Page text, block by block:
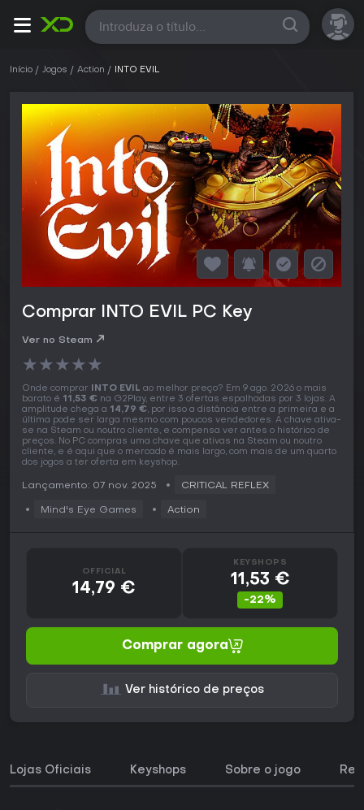
Todas
Início Jogos Action INTO EVIL
Comprar INTO EVIL PC Key
Ver no Steam
★★★★★
Onde comprar INTO EVIL ao melhor preço? Em 9 ago. 2026 o mais
barato é 11,53 € na G2Play, entre 3 ofertas espalhadas por 3 lojas. A
amplitude chega a 14,79 €, por isso a distância entre a primeira e a
última pode ser larga mesmo com poucos vendedores. A chave ativa-
se na Steam ou noutro cliente, e compensa ver antes o histórico de
preços. No PC compras uma chave que ativas na Steam ou noutro
cliente, e é aqui que o mercado é mais largo, com mais de um quarto
dos jogos a ter oferta em keyshop.
Lançamento: 07 nov. 2025 CRITICAL REFLEX
Mind's Eye Games Action
OFFICIAL
14,79 €
KEYSHOPS
11,53 €
-22%
Comprar agora
Ver histórico de preços
Lojas Oficiais Keyshops Sobre o jogo